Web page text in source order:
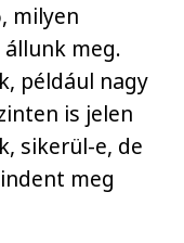
milyen
meg.
például nagy
is jelen
sikerül-e, de
meg